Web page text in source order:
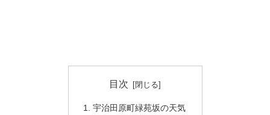
目次
宇治田原町緑苑坂の天気